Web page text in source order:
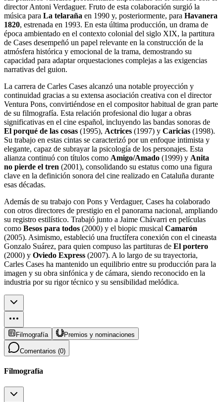
director Antoni Verdaguer. Fruto de esta colaboración surgió la
música para La telaraña en 1990 y, posteriormente, para Havanera
1820, estrenada en 1993. En esta última producción, un drama de
época ambientado en el contexto colonial del siglo XIX, la partitura
de Cases desempeñó un papel relevante en la construcción de la
atmósfera histórica y emocional de la trama, demostrando su
capacidad para adaptar orquestaciones complejas a las exigencias
narrativas del guion.
La carrera de Carles Cases alcanzó una notable proyección y
continuidad gracias a su extensa asociación creativa con el director
Ventura Pons, convirtiéndose en el compositor habitual de gran parte
de su filmografía. Esta relación profesional dio lugar a obras
significativas en el cine español, incluyendo las bandas sonoras de
El porqué de las cosas (1995), Actrices (1997) y Caricias (1998).
Su trabajo en estas cintas se caracterizó por un enfoque intimista y
elegante, capaz de subrayar la psicología de los personajes. Esta
alianza continuó con títulos como Amigo/Amado (1999) y Anita
no pierde el tren (2001), consolidando su estatus como una figura
clave en la definición sonora del cine realizado en Cataluña durante
esas décadas.
Además de su trabajo con Pons y Verdaguer, Cases ha colaborado
con otros directores de prestigio en el panorama nacional, ampliando
su registro estilístico. Trabajó junto a Jaime Chávarri en películas
como Besos para todos (2000) y el biopic musical Camarón
(2005). Asimismo, estableció una fructífera conexión con el cineasta
Gonzalo Suárez, para quien compuso las partituras de El portero
(2000) y Oviedo Express (2007). A lo largo de su trayectoria,
Carles Cases ha mantenido un equilibrio entre su producción para la
imagen y su obra sinfónica y de cámara, siendo reconocido en la
industria por su rigor técnico y su sensibilidad melódica.
Filmografía Premios y nominaciones
Comentarios (0)
Filmografía